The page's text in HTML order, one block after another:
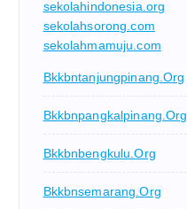
sekolahindonesia.org
sekolahsorong.com
sekolahmamuju.com
Bkkbntanjungpinang.org
Bkkbnpangkalpinang.org
Bkkbnbengkulu.org
Bkkbnsemarang.org